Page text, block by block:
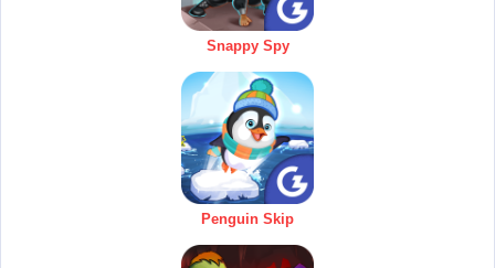
Snappy Spy
Penguin Skip